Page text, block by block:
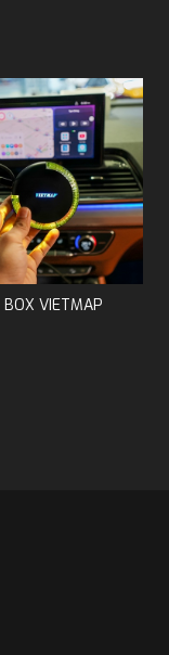
Auto, chế
Safeview nổi
, USB in, Type C
BOX VIETMAP